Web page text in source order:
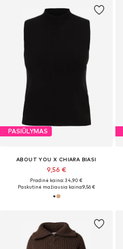
PASIŪLYMAS
ABOUT YOU X CHIARA BIASI
9,56 €
Pradinė kaina: 34,90 €
Paskutinė mažiausia kaina:9,56 €